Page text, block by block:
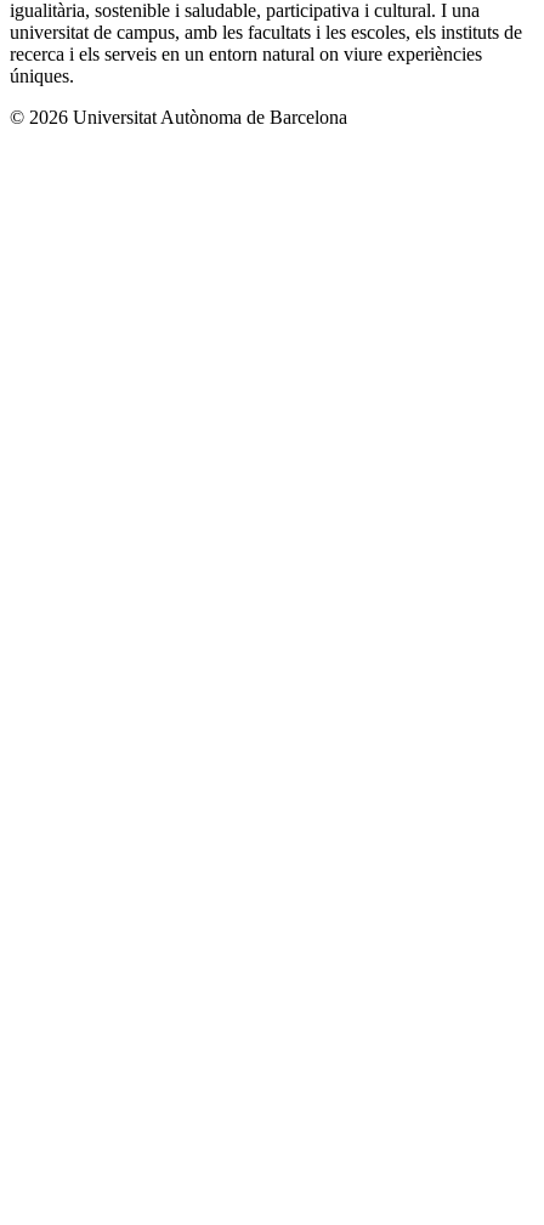
igualitària, sostenible i saludable, participativa i cultural. I una
universitat de campus, amb les facultats i les escoles, els instituts de
recerca i els serveis en un entorn natural on viure experiències
úniques.
© 2026 Universitat Autònoma de Barcelona